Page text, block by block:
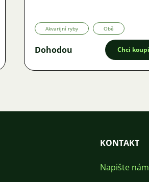
Akvarijní ryby Obě
Dohodou Chci
KONTAKT
Napište nám